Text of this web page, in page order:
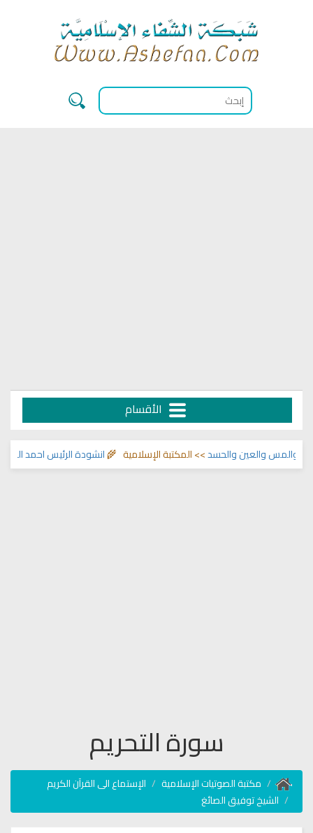
الأقسام
انشودة الرئيس احمد الشرع>> والعين والحسد>> المكتبة الإسلامية 🌾
سورة التحريم
مكتبة الصوتيات الإسلامية
الإستماع الى القرآن الكريم
الشيخ توفيق الصائغ